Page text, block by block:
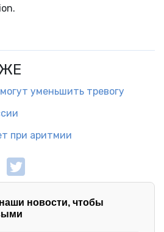
уменьшить тревогу
при аритмии
новости, чтобы